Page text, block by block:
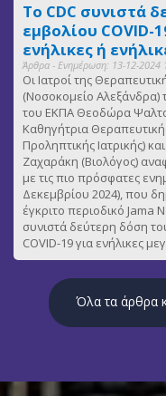
Το CDC συνιστά
εμβολίου COVID-
ενήλικες ή
Άρθρα - Ενημέρωση: 13-12-2024
Οι Ιατροί της
(Νοσοκομείο Αλεξάνδρα)
του ΕΚΠΑ Θεοδώρα
Καθηγήτρια
Προληπτικής Ιατρικής)
Ζαχαράκη (Βιολόγος)
με τις πιο πρόσφατες
Δεκεμβρίου 2024), που
έγκριτο περιοδικό Jama
συνιστά δεύτερη δόση
COVID-19 για ενήλικες
Όλα τα άρθρα